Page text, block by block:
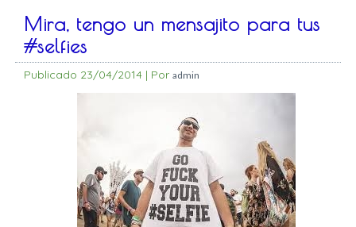
Mira, tengo un mensajito para tus
#selfies
Publicado 23/04/2014 | Por admin